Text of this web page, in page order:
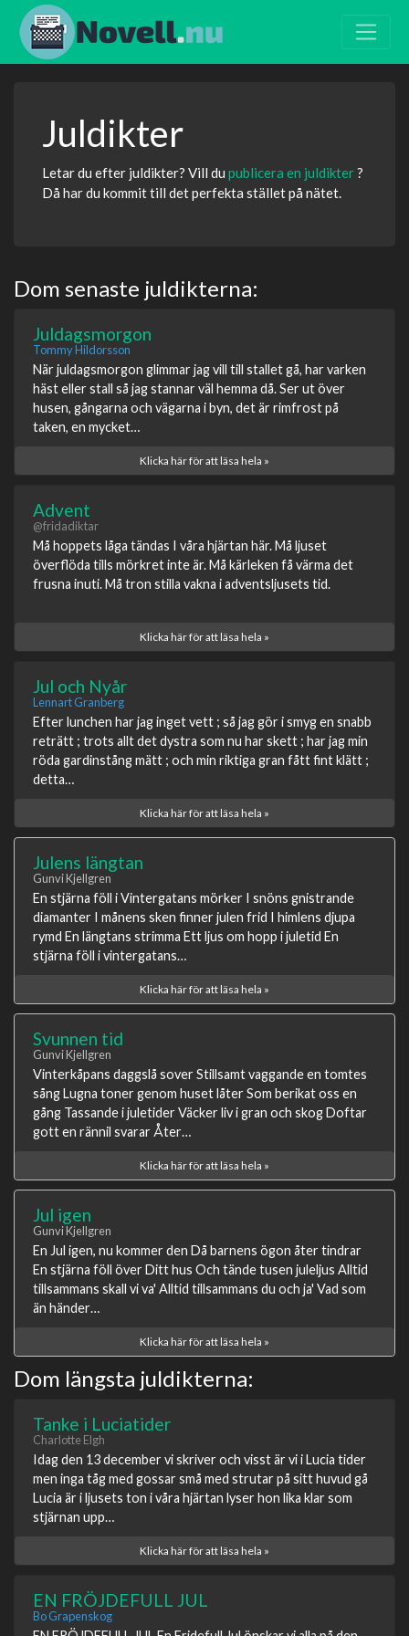
Juldikter
Letar du efter juldikter? Vill du publicera en juldikter?
Då har du kommit till det perfekta stället på nätet.
Dom senaste juldikterna:
Juldagsmorgon
Tommy Hildorsson
När juldagsmorgon glimmar jag vill till stallet gå, har varken
häst eller stall så jag stannar väl hemma då. Ser ut över
husen, gångarna och vägarna i byn, det är rimfrost på
taken, en mycket…
Klicka här för att läsa hela »
Advent
@fridadiktar
Må hoppets låga tändas I våra hjärtan här. Må ljuset
överflöda tills mörkret inte är. Må kärleken få värma det
frusna inuti. Må tron stilla vakna i adventsljusets tid.
Klicka här för att läsa hela »
Jul och Nyår
Lennart Granberg
Efter lunchen har jag inget vett ; så jag gör i smyg en snabb
reträtt ; trots allt det dystra som nu har skett ; har jag min
röda gardinstång mätt ; och min riktiga gran fått fint klätt ;
detta…
Klicka här för att läsa hela »
Julens längtan
Gunvi Kjellgren
En stjärna föll i Vintergatans mörker I snöns gnistrande
diamanter I månens sken finner julen frid I himlens djupa
rymd En längtans strimma Ett ljus om hopp i juletid En
stjärna föll i vintergatans…
Klicka här för att läsa hela »
Svunnen tid
Gunvi Kjellgren
Vinterkåpans daggslå sover Stillsamt vaggande en tomtes
sång Lugna toner genom huset låter Som berikat oss en
gång Tassande i juletider Väcker liv i gran och skog Doftar
gott en rännil svarar Åter…
Klicka här för att läsa hela »
Jul igen
Gunvi Kjellgren
En Jul igen, nu kommer den Då barnens ögon åter tindrar
En stjärna föll över Ditt hus Och tände tusen juleljus Alltid
tillsammans skall vi va' Alltid tillsammans du och ja' Vad som
än händer…
Klicka här för att läsa hela »
Dom längsta juldikterna:
Tanke i Luciatider
Charlotte Elgh
Idag den 13 december vi skriver och visst är vi i Lucia tider
men inga tåg med gossar små med strutar på sitt huvud gå
Lucia är i ljusets ton i våra hjärtan lyser hon lika klar som
stjärnan upp…
Klicka här för att läsa hela »
EN FRÖJDEFULL JUL
Bo Grapenskog